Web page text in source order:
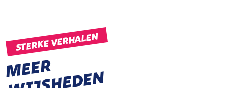
STERKE VERHALEN
M
E
E
R
W
I
J
S
H
E
D
E